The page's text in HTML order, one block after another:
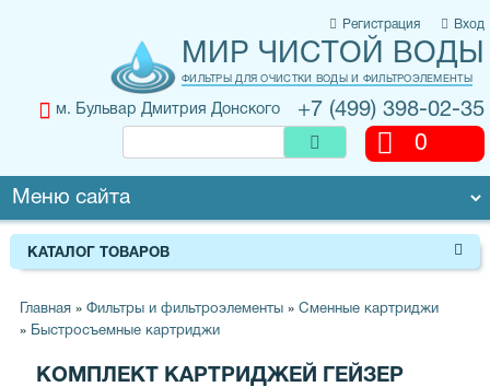
Регистрация Вход
МИР ЧИСТОЙ ВОДЫ
ФИЛЬТРЫ ДЛЯ ОЧИСТКИ ВОДЫ И ФИЛЬТРОЭЛЕМЕНТЫ
+7 (499) 398-02-35
м. Бульвар Дмитрия Донского
0
КАТАЛОГ ТОВАРОВ
Главная » Фильтры и фильтроэлементы » Сменные картриджи
» Быстросъемные картриджи
КОМПЛЕКТ КАРТРИДЖЕЙ ГЕЙЗЕР